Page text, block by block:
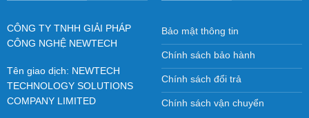
CÔNG TY TNHH GIẢI PHÁP
CÔNG NGHỆ NEWTECH
Tên giao dịch: NEWTECH
TECHNOLOGY SOLUTIONS
COMPANY LIMITED
Bảo mật thông tin
Chính sách bảo hành
Chính sách đổi trả
Chính sách vận chuyển